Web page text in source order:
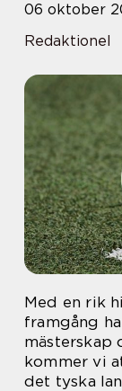
06 oktober
Redaktionel
Med en rik
framgång
mästerskap
kommer vi
det tyska